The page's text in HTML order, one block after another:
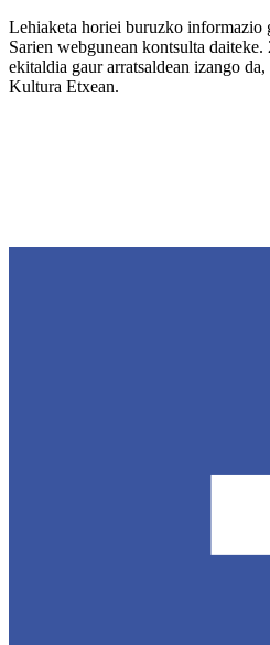
Lehiaketa horiei buruzko informazio
Sarien webgunean kontsulta
ekitaldia gaur arratsaldean izango
Kultura Etxean.